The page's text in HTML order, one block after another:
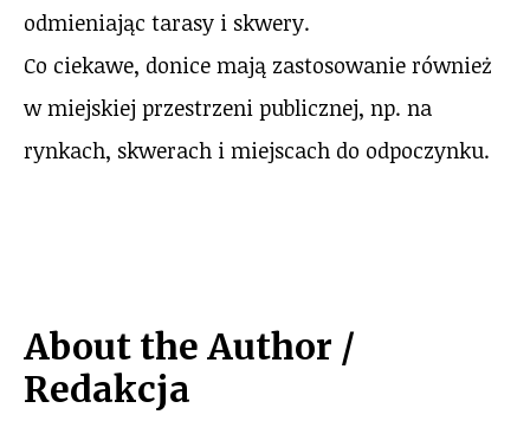
odmieniając tarasy i skwery.
Co ciekawe, donice mają zastosowanie również
w miejskiej przestrzeni publicznej, np. na
rynkach, skwerach i miejscach do odpoczynku.
About the Author /
Redakcja